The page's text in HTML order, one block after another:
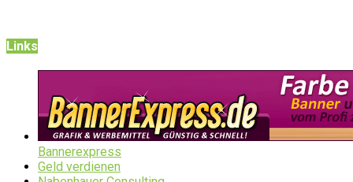
Links
Bannerexpress
Geld verdienen